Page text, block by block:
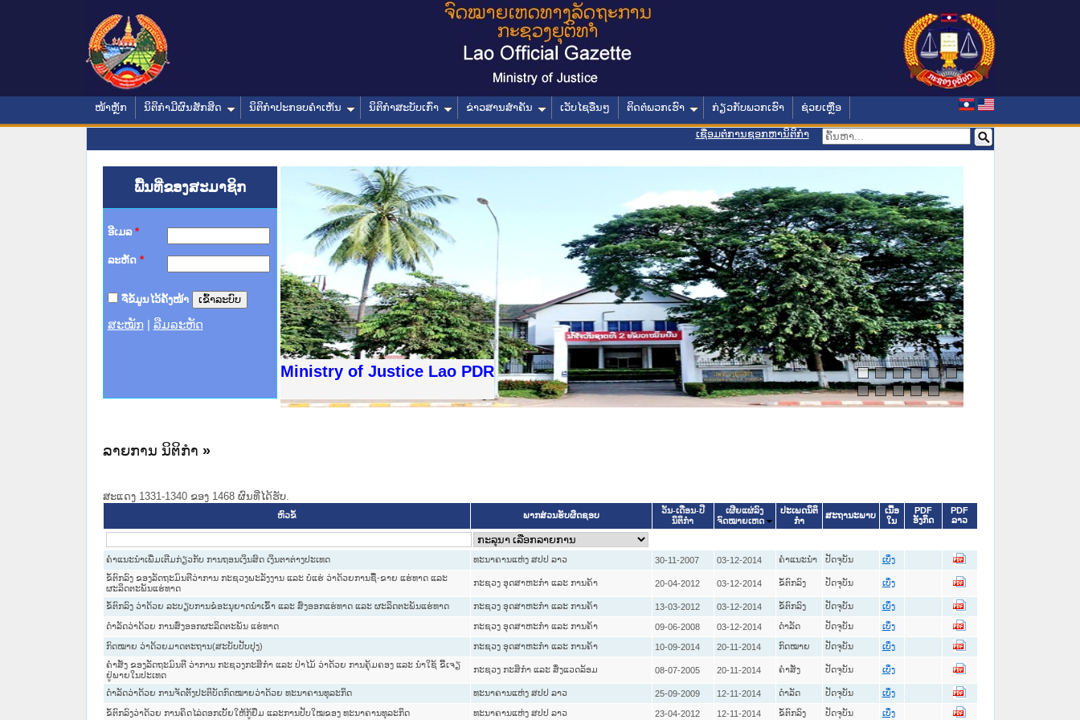
ໜ້າຫຼັກ ນິຕິກໍາມີຜົນສັກສິດ ນິຕິກໍາປະກອບຄໍາເຫັນ ນິຕິກໍາສະບັບເກົ່າ ຂ່າວສານສໍາຄັນ ເວັບໄຊອື່ນໆ ຕິດຕໍ່ພວກເຮົາ ກ່ຽວກັບພວກເຮົາ ຊ່ວຍເຫຼືອ
ເຊື່ອມຕໍ່ການຊອກຫານິຕິກຳ
ພື້ນທີ່ຂອງສະມາຊິກ
ອີເມລ *
ລະຫັດ *
ຈື່ຂໍ້ມູນໄວ້ຄັ້ງໜ້າ
ສະໝັກ ລືມລະຫັດ
Ministry of Justice Lao PDR
ານສະພາປະຊາຊົນ ພາກເໜືອ
ທາງລັດຖະການ
ສຳລັບ ພາກກາງ
ສຳລັບ ພາກໃຕ້
ວິທະຍາຄານຕຳຫຼວດປະຊາຊົນ
ວິທະຍາຄານສັນຕິບານປະຊາຊົນ
ຂັ້ນແຂວງພາກເໜືອ
ານສະພາປະຊາຊົນ ພາກກາງ
ລາຍການ ນິຕິກໍາ »
ສະແດງ 1331-1340 ຂອງ 1468 ຜົນທີ່ໄດ້ຮັບ.
ຫົວຂໍ້ ພາກສ່ວນຮັບຜິດຊອບ
ວັນ-ເດືອນ-ປີ
ນິຕິກໍາ
ເຜີຍແຜ່ລົງ
ຈົດໝາຍເຫດ
ປະເພດນິຕິ
ກໍາ
ສະຖານະພາບ
ເນື້ອ
ໃນ
PDF
ອັງກິດ
PDF
ລາວ
ຄຳແນະນຳເພີ່ມເຕີມກ່ຽວກັບ ການຖອນເງິນສົດ ເງິນຕາຕ່າງປະເທດ ທະນາຄານແຫ່ງ ສປປ ລາວ 30-11-2007 03-12-2014 ຄໍາແນະນໍາ ປັດຈຸບັນ ເບິ່ງ
ຂໍ້ຕົກລົງ ຂອງລັດຖະມົນຕີວ່າການ ກະຊວງພະລັງງານ ແລະ ບໍ່ແຮ່ ວ່າດ້ວຍການຊື້-ຂາຍ ແຮ່ທາດ ແລະ
ຜະລິດຕະພັນແຮ່ທາດ
ກະຊວງ ອຸດສາຫະກຳ ແລະ ການຄ້າ 20-04-2012 03-12-2014 ຂໍ້ຕົກລົງ ປັດຈຸບັນ ເບິ່ງ
ຂໍ້ຕົກລົງ ວ່າດ້ວຍ ລະບຽບການຂໍອະນຸຍາດນຳເຂົ້າ ແລະ ສົ່ງອອກແຮ່ທາດ ແລະ ຜະລິດຕະພັນແຮ່ທາດ ກະຊວງ ອຸດສາຫະກຳ ແລະ ການຄ້າ 13-03-2012 03-12-2014 ຂໍ້ຕົກລົງ ປັດຈຸບັນ ເບິ່ງ
ດຳລັດວ່າດ້ວຍ ການສົ່ງອອກຜະລິດຕະພັນ ແຮ່ທາດ ກະຊວງ ອຸດສາຫະກຳ ແລະ ການຄ້າ 09-06-2008 03-12-2014 ດໍາລັດ ປັດຈຸບັນ ເບິ່ງ
ກົດໝາຍ ວ່າດ້ວຍມາດຕະຖານ(ສະບັບປັບປຸງ) ກະຊວງ ອຸດສາຫະກຳ ແລະ ການຄ້າ 10-09-2014 20-11-2014 ກົດໝາຍ ປັດຈຸບັນ ເບິ່ງ
ຄຳສັ່ງ ຂອງລັດຖະມົນຕີ ວ່າການ ກະຊວງກະສິກຳ ແລະ ປ່າໄມ້ ວ່າດ້ວຍ ການຄຸ້ມຄອງ ແລະ ນຳໃຊ້ ຂີ້ເຈຽ
ຢູ່ພາຍໃນປະເທດ
ກະຊວງ ກະສິກຳ ແລະ ສິ່ງແວດລ້ອມ 08-07-2005 20-11-2014 ຄໍາສັ່ງ ປັດຈຸບັນ ເບິ່ງ
ດໍາລັດວ່າດ້ວຍ ການຈັດຕັ້ງປະຕິບັດກົດໝາຍວ່າດ້ວຍ ທະນາຄານທຸລະກິດ ທະນາຄານແຫ່ງ ສປປ ລາວ 25-09-2009 12-11-2014 ດໍາລັດ ປັດຈຸບັນ ເບິ່ງ
ຂໍ້ຕົກລົງວ່າດ້ວຍ ການຄິດໄລ່ດອກເບັ້ຍໃຫ້ກູ້ຢຶມ ແລະການປັບໃໝຂອງ ທະນາຄານທຸລະກິດ ທະນາຄານແຫ່ງ ສປປ ລາວ 23-04-2012 12-11-2014 ຂໍ້ຕົກລົງ ປັດຈຸບັນ ເບິ່ງ